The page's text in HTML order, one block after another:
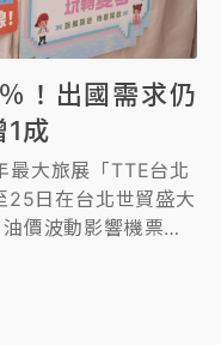
！出國需求仍
成
最大旅展「TTE台北
25日在台北世貿盛大
價波動影響機票價
國需求仍強勁，預
2成，動能為日韓商
動、鐵道、郵輪等